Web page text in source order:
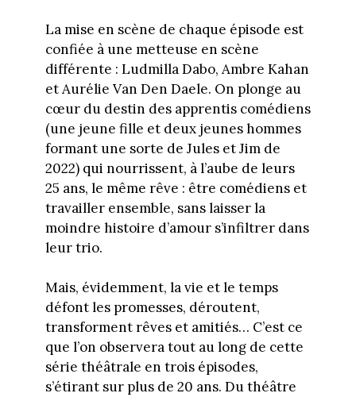
La mise en scène de chaque épisode est
confiée à une metteuse en scène
différente : Ludmilla Dabo, Ambre Kahan
et Aurélie Van Den Daele. On plonge au
cœur du destin des apprentis comédiens
(une jeune fille et deux jeunes hommes
formant une sorte de Jules et Jim de
2022) qui nourrissent, à l’aube de leurs
25 ans, le même rêve : être comédiens et
travailler ensemble, sans laisser la
moindre histoire d’amour s’infiltrer dans
leur trio.
Mais, évidemment, la vie et le temps
défont les promesses, déroutent,
transforment rêves et amitiés… C’est ce
que l’on observera tout au long de cette
série théâtrale en trois épisodes,
s’étirant sur plus de 20 ans. Du théâtre